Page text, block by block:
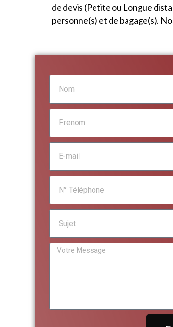
de devis (Petite ou Longue
personne(s) et de bagage(s).